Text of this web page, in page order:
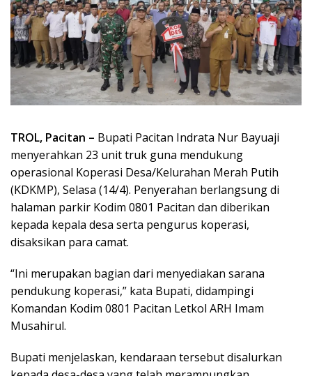
TROL, Pacitan – Bupati Pacitan Indrata Nur Bayuaji
menyerahkan 23 unit truk guna mendukung
operasional Koperasi Desa/Kelurahan Merah Putih
(KDKMP), Selasa (14/4). Penyerahan berlangsung di
halaman parkir Kodim 0801 Pacitan dan diberikan
kepada kepala desa serta pengurus koperasi,
disaksikan para camat.
“Ini merupakan bagian dari menyediakan sarana
pendukung koperasi,” kata Bupati, didampingi
Komandan Kodim 0801 Pacitan Letkol ARH Imam
Musahirul.
Bupati menjelaskan, kendaraan tersebut disalurkan